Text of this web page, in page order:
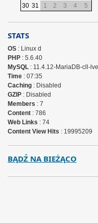
30 31 1 2 3 4 5
STATS
OS: Linux d
PHP: 5.6.40
MySQL: 11.4.12-MariaDB-cll-lve
Time: 07:35
Caching: Disabled
GZIP: Disabled
Members : 7
Content: 786
Web Links : 74
Content View Hits : 19995209
BĄDŹ NA BIEŻĄCO